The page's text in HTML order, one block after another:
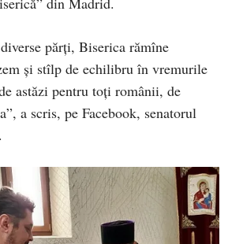
părți, Biserica rămîne
și stîlp de echilibru în vremurile
astăzi pentru toți românii, de
a scris, pe Facebook, senatorul